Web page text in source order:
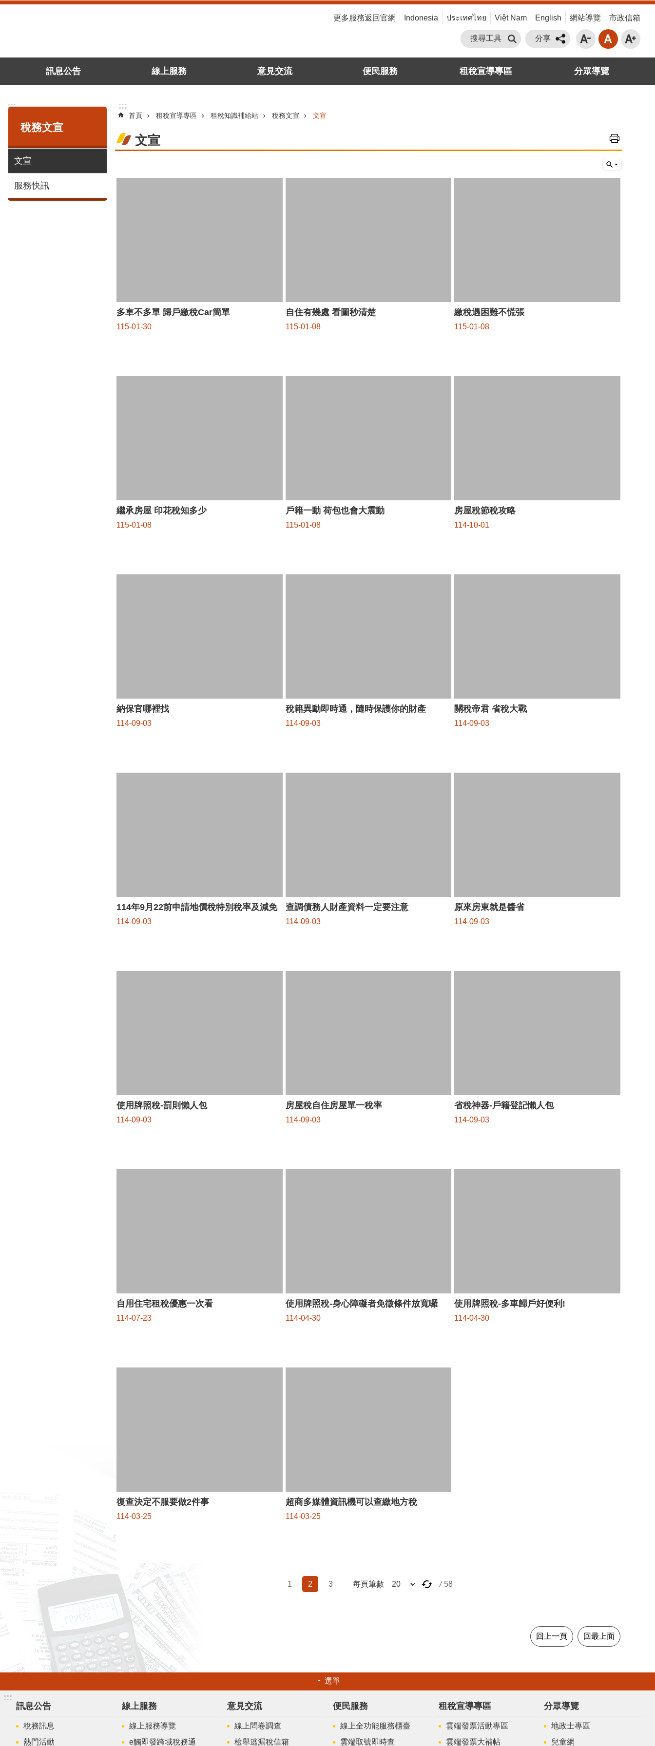
更多服務返回官網 Indonesia ประเทศไทย Việt Nam English 網站導覽 市政信箱
搜尋工具 分享
訊息公告 線上服務 意見交流 便民服務 租稅宣導專區 分眾導覽
:::
稅務文宣
文宣
服務快訊
:::
首頁 租稅宣導專區 租稅知識補給站 稅務文宣 文宣
文宣
多車不多單 歸戶繳稅Car簡單
115-01-30
自住有幾處 看圖秒清楚
115-01-08
繳稅遇困難不慌張
115-01-08
繼承房屋 印花稅知多少
115-01-08
戶籍一動 荷包也會大震動
115-01-08
房屋稅節稅攻略
114-10-01
納保官哪裡找
114-09-03
稅籍異動即時通，隨時保護你的財產
114-09-03
關稅帝君 省稅大戰
114-09-03
114年9月22前申請地價稅特別稅率及減免
114-09-03
查調債務人財產資料一定要注意
114-09-03
原來房東就是醬省
114-09-03
使用牌照稅-罰則懶人包
114-09-03
房屋稅自住房屋單一稅率
114-09-03
省稅神器-戶籍登記懶人包
114-09-03
自用住宅租稅優惠一次看
114-07-23
使用牌照稅-身心障礙者免徵條件放寬囉
114-04-30
使用牌照稅-多車歸戶好便利!
114-04-30
復查決定不服要做2件事
114-03-25
超商多媒體資訊機可以查繳地方稅
114-03-25
1 2 3 每頁筆數 / 58
回上一頁 回最上面
選單
:::
訊息公告
稅務訊息
熱門活動
線上服務
線上服務導覽
e觸即發跨域稅務通
意見交流
線上問卷調查
檢舉逃漏稅信箱
便民服務
線上全功能服務櫃臺
雲端取號即時查
租稅宣導專區
雲端發票活動專區
雲端發票大補帖
分眾導覽
地政士專區
兒童網